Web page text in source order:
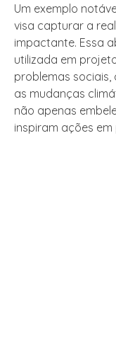
Um exemplo
visa capturar a
impactante. Essa
utilizada em
problemas
as mudanças
não apenas
inspiram ações